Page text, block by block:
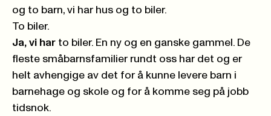
og to barn, vi har hus og to biler.
To biler.
Ja, vi har to biler. En ny og en ganske gammel. De
fleste småbarnsfamilier rundt oss har det og er
helt avhengige av det for å kunne levere barn i
barnehage og skole og for å komme seg på jobb
tidsnok.